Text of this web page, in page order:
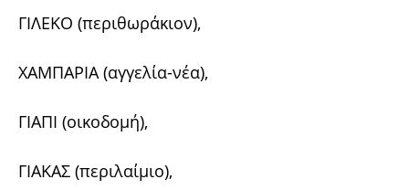
ΓΙΛΕΚΟ (περιθωράκιον),
ΧΑΜΠΑΡΙΑ (αγγελία-νέα),
ΓΙΑΠΙ (οικοδομή),
ΓΙΑΚΑΣ (περιλαίμιο),